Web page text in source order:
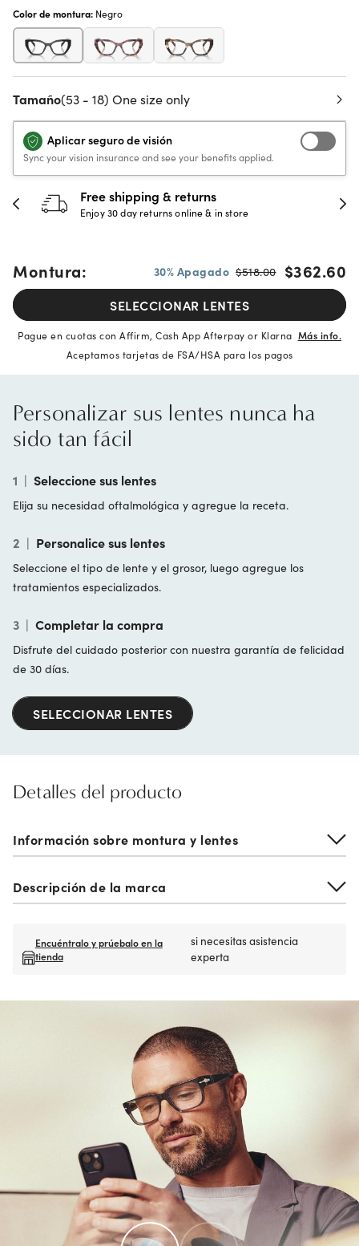
Color de montura: Negro
Tamaño(53 - 18) One size only
Aplicar seguro de visión
Sync your vision insurance and see your benefits applied.
Free shipping & returns
Enjoy 30 day returns online & in store
Montura: 30% Apagado $518.00 $362.60
SELECCIONAR LENTES
Pague en cuotas con Affirm, Cash App Afterpay or Klarna Más info.
Aceptamos tarjetas de FSA/HSA para los pagos
Personalizar sus lentes nunca ha
sido tan fácil
1 | Seleccione sus lentes
Elija su necesidad oftalmológica y agregue la receta.
2 | Personalice sus lentes
Seleccione el tipo de lente y el grosor, luego agregue los
tratamientos especializados.
3 | Completar la compra
Disfrute del cuidado posterior con nuestra garantía de felicidad
de 30 días.
SELECCIONAR LENTES
Detalles del producto
Información sobre montura y lentes
Descripción de la marca
Encuéntralo y prúebalo en la
tienda
si necesitas asistencia
experta